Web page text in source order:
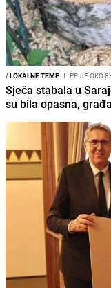
/LOKALNE TEME I PRIJE OKO
Sječa stabala u
su bila opasna,